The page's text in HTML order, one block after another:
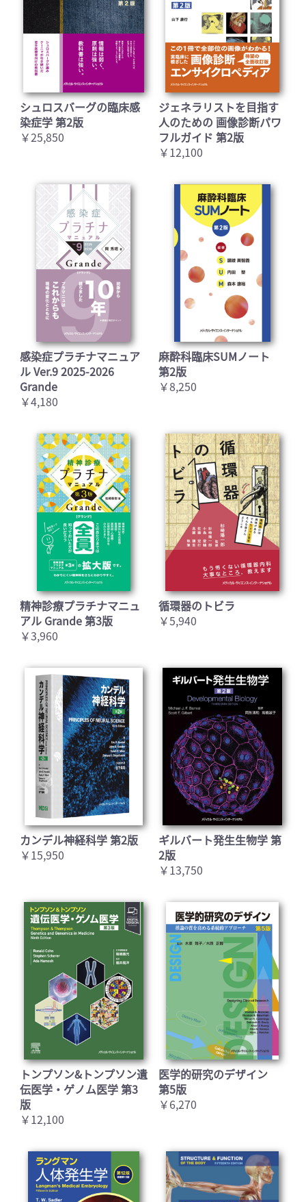
お買い物を続ける カートへ進む
シュロスバーグの臨床感
染症学 第2版
￥25,850
ジェネラリストを目指す
人のための 画像診断パワ
フルガイド 第2版
￥12,100
感染症プラチナマニュア
ル Ver.9 2025-2026
Grande
￥4,180
麻酔科臨床SUMノート
第2版
￥8,250
精神診療プラチナマニュ
アル Grande 第3版
￥3,960
循環器のトビラ
￥5,940
カンデル神経科学 第2版
￥15,950
ギルバート発生生物学 第
2版
￥13,750
トンプソン&トンプソン遺
伝医学・ゲノム医学 第3
版
￥12,100
医学的研究のデザイン
第5版
￥6,270